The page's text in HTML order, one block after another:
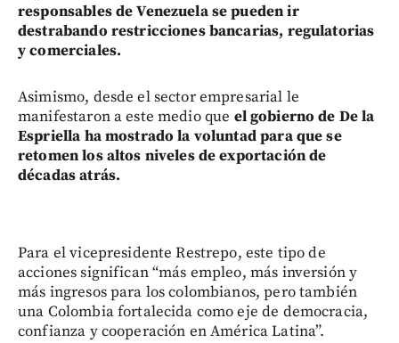
responsables de Venezuela se pueden ir
destrabando restricciones bancarias, regulatorias
y comerciales.
Asimismo, desde el sector empresarial le
manifestaron a este medio que el gobierno de De la
Espriella ha mostrado la voluntad para que se
retomen los altos niveles de exportación de
décadas atrás.
Para el vicepresidente Restrepo, este tipo de
acciones significan “más empleo, más inversión y
más ingresos para los colombianos, pero también
una Colombia fortalecida como eje de democracia,
confianza y cooperación en América Latina”.